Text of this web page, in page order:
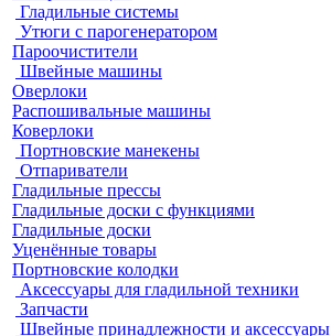
Гладильные системы
Утюги с парогенератором
Пароочистители
Швейные машины
Оверлоки
Распошивальные машины
Коверлоки
Портновские манекены
Отпариватели
Гладильные прессы
Гладильные доски с функциями
Гладильные доски
Уценённые товары
Портновские колодки
Аксессуары для гладильной техники
Запчасти
Швейные принадлежности и аксессуары